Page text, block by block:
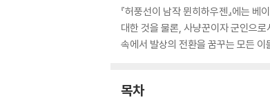
『허풍선이 남작 뮌히하우젠』에는
대한 것을 물론, 사냥꾼이자 군인으
속에서 발상의 전환을 꿈꾸는 모든
목차